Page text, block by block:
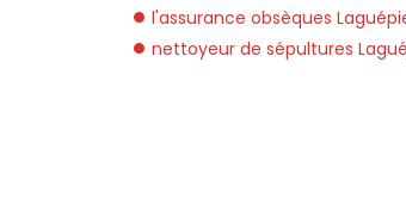
l'assurance obsèques
nettoyeur de sépultures